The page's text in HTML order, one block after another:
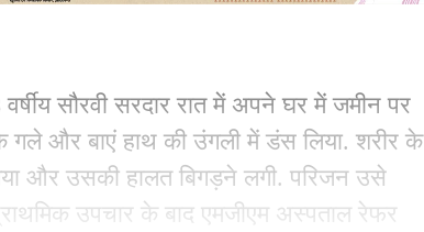
सौरवी सरदार रात में अपने घर में जमीन पर
गले और बाएं हाथ की उंगली में डंस लिया. शरीर के
और उसकी हालत बिगड़ने लगी. परिजन उसे
उपचार के बाद एमजीएम अस्पताल रेफर